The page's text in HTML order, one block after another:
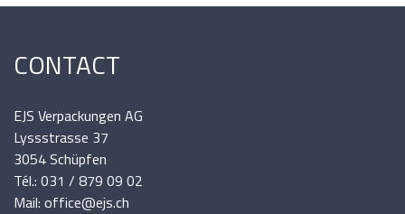
CONTACT
EJS Verpackungen AG
Lyssstrasse 37
3054 Schüpfen
Tél.: 031 / 879 09 02
Mail: office@ejs.ch